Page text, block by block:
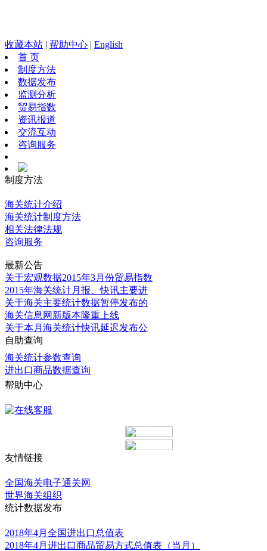
收藏本站 | 帮助中心 | English
首 页
制度方法
数据发布
监测分析
贸易指数
资讯报道
交流互动
咨询服务
制度方法
海关统计介绍
海关统计制度方法
相关法律法规
咨询服务
最新公告
关于宏观数据2015年3月份贸易指数
2015年海关统计月报、快讯主要进
关于海关主要统计数据暂停发布的
海关信息网新版本隆重上线
关于本月海关统计快讯延迟发布公
自助查询
海关统计参数查询
进出口商品数据查询
帮助中心
友情链接
全国海关电子通关网
世界海关组织
统计数据发布
2018年4月全国进出口总值表
2018年4月进出口商品贸易方式总值表（当月）